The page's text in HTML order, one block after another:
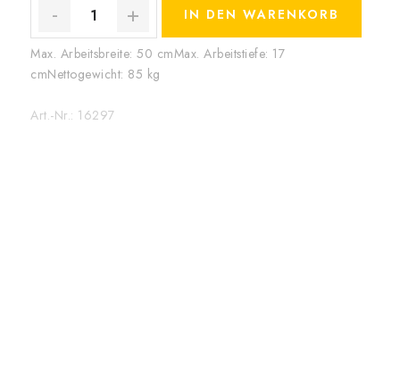
IN DEN WARENKORB
Max. Arbeitsbreite: 50 cmMax. Arbeitstiefe: 17
cmNettogewicht: 85 kg
Art.-Nr.: 16297